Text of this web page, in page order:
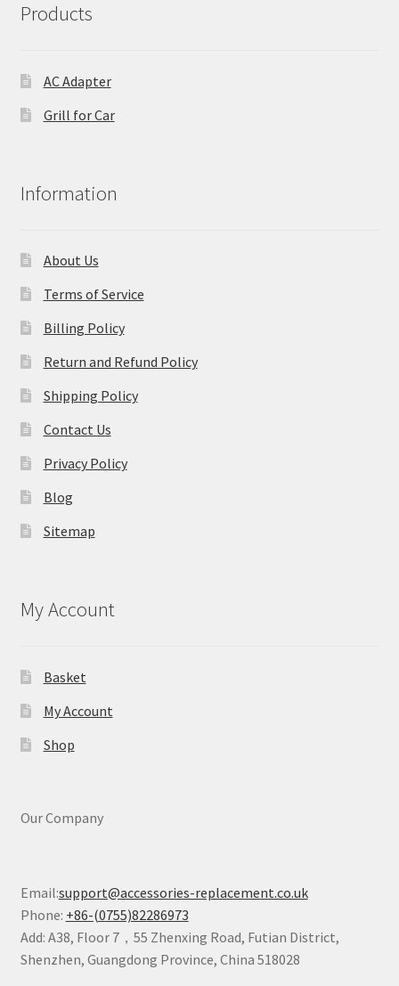
Products
AC Adapter
Grill for Car
Information
About Us
Terms of Service
Billing Policy
Return and Refund Policy
Shipping Policy
Contact Us
Privacy Policy
Blog
Sitemap
My Account
Basket
My Account
Shop
Our Company
Email:support@accessories-replacement.co.uk
Phone: +86-(0755)82286973
Add: A38, Floor 7，55 Zhenxing Road, Futian District,
Shenzhen, Guangdong Province, China 518028